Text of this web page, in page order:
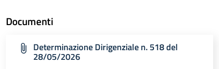
Documenti
Determinazione Dirigenziale n. 518 del
28/05/2026